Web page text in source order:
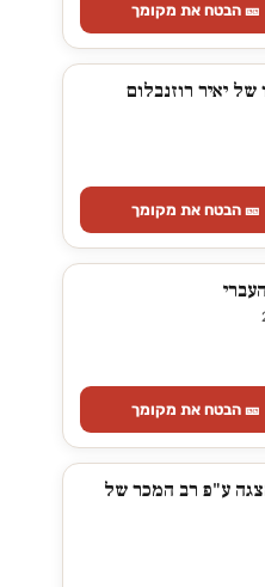
🎫 הבטח את מקומך
יאיר רוזנבלום
🎫 הבטח את מקומך
🎫 הבטח את מקומך
ע"פ רב המכר של